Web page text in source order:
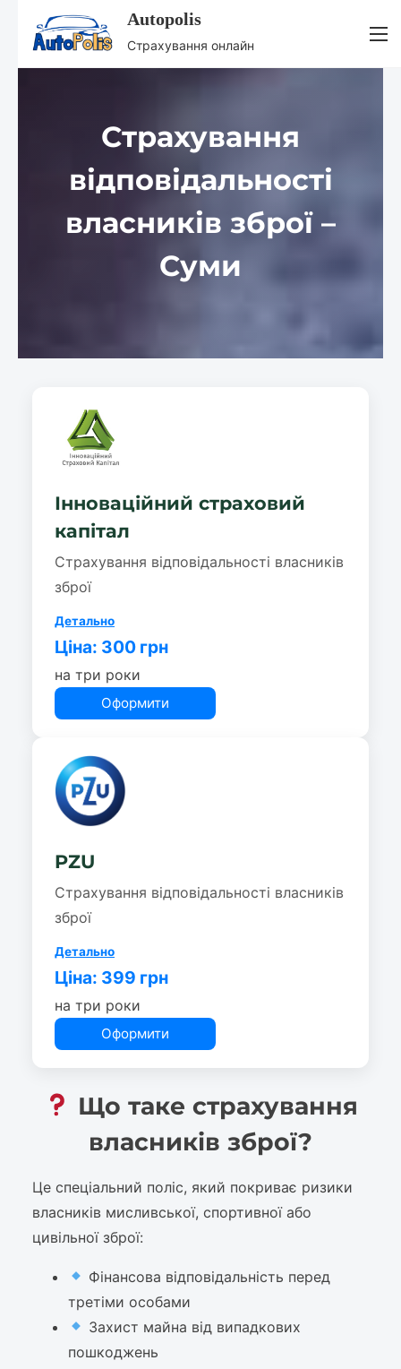
Autopolis
Страхування онлайн
Страхування
відповідальності
власників зброї –
Суми
Інноваційний страховий
капітал
Страхування відповідальності власників
зброї
Детально
Ціна: 300 грн
на три роки
Оформити
PZU
Страхування відповідальності власників
зброї
Детально
Ціна: 399 грн
на три роки
Оформити
Що таке страхування
власників зброї?
Це спеціальний поліс, який покриває ризики
власників мисливської, спортивної або
цивільної зброї:
Фінансова відповідальність перед
третіми особами
Захист майна від випадкових
пошкоджень